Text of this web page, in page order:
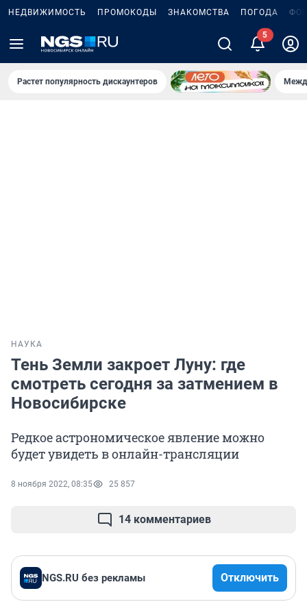
НЕДВИЖИМОСТЬ ПРОМОКОДЫ ЗНАКОМСТВА ПОГОДА
Растет популярность дискаунтеров
НАУКА
Тень Земли закроет Луну: где
смотреть сегодня за затмением в
Новосибирске
Редкое астрономическое явление можно
будет увидеть в онлайн-трансляции
8 ноября 2022, 08:35 25 857
14 комментариев
NGS.RU без рекламы Отключить